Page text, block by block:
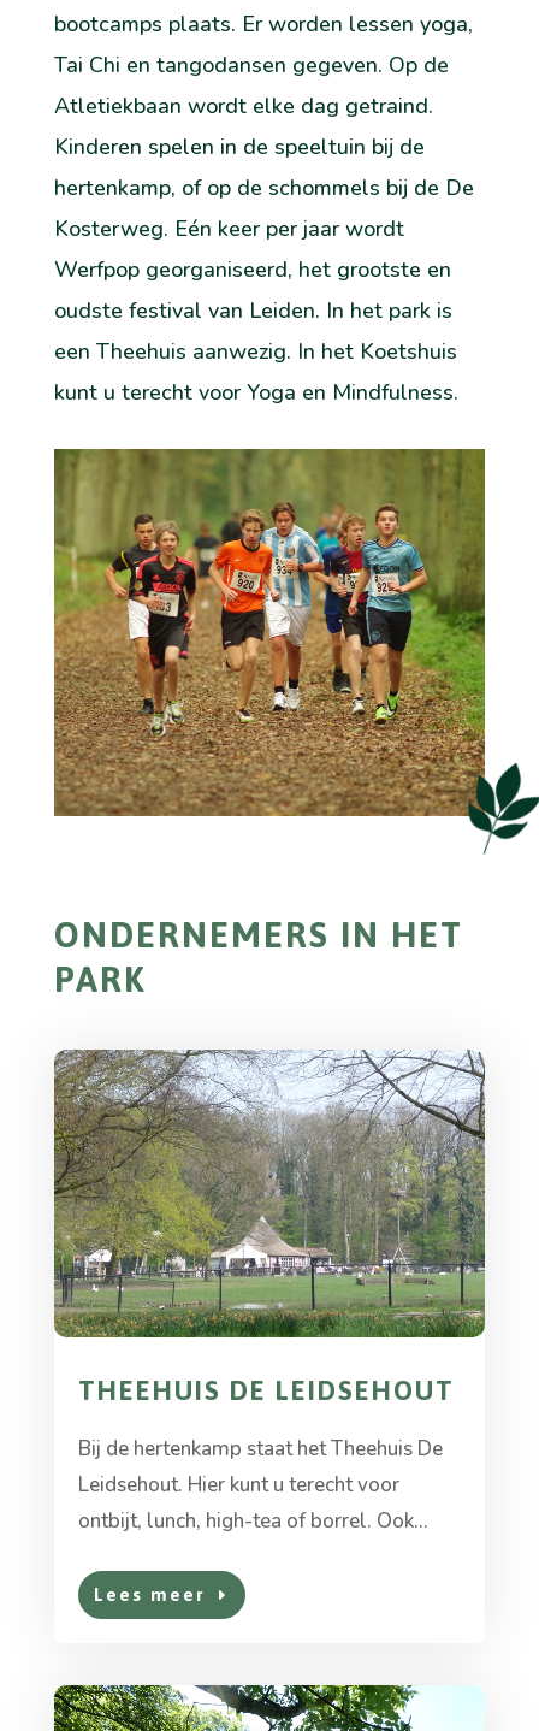
bootcamps plaats. Er worden lessen yoga,
Tai Chi en tangodansen gegeven. Op de
Atletiekbaan wordt elke dag getraind.
Kinderen spelen in de speeltuin bij de
hertenkamp, of op de schommels bij de De
Kosterweg. Eén keer per jaar wordt
Werfpop georganiseerd, het grootste en
oudste festival van Leiden. In het park is
een Theehuis aanwezig. In het Koetshuis
kunt u terecht voor Yoga en Mindfulness.
ONDERNEMERS IN HET
PARK
THEEHUIS DE LEIDSEHOUT
Bij de hertenkamp staat het Theehuis De
Leidsehout. Hier kunt u terecht voor
ontbijt, lunch, high-tea of borrel. Ook...
Lees meer